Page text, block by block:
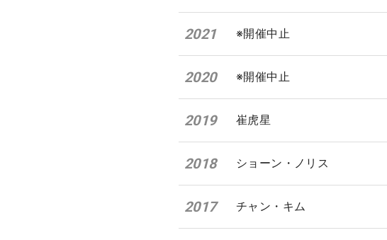
2021 ※開催中止
2020 ※開催中止
2019 崔虎星
2018 ショーン・ノリス
2017 チャン・キム